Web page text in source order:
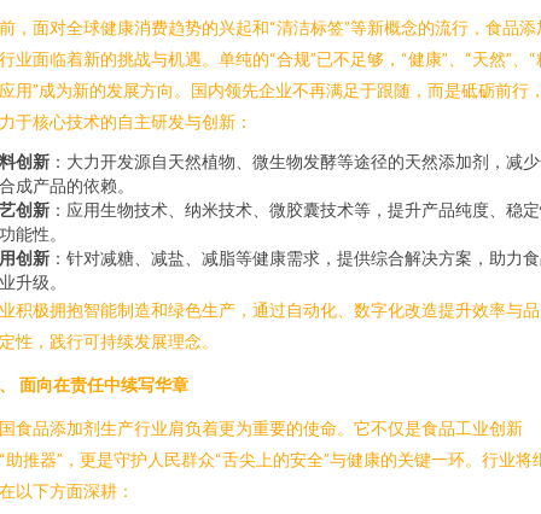
，面对全球健康消费趋势的兴起和“清洁标签”等新概念的流行，食品添
业面临着新的挑战与机遇。单纯的“合规”已不足够，“健康”、“天然”、“
用”成为新的发展方向。国内领先企业不再满足于跟随，而是砥砺前行
于核心技术的自主研发与创新：
创新 ：大力开发源自天然植物、微生物发酵等途径的天然添加剂，减
成产品的依赖。
创新 ：应用生物技术、纳米技术、微胶囊技术等，提升产品纯度、稳
能性。
创新 ：针对减糖、减盐、减脂等健康需求，提供综合解决方案，助力
升级。
积极拥抱智能制造和绿色生产，通过自动化、数字化改造提升效率与
性，践行可持续发展理念。
面向在责任中续写华章
食品添加剂生产行业肩负着更为重要的使命。它不仅是食品工业创新
助推器”，更是守护人民群众“舌尖上的安全”与健康的关键一环。行业将
以下方面深耕：